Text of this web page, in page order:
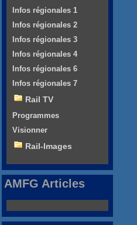
Infos régionales 1
Infos régionales 2
Infos régionales 3
Infos régionales 4
Infos régionales 6
Infos régionales 7
Rail TV
Programmes
Visionner
Rail-Images
AMFG Articles